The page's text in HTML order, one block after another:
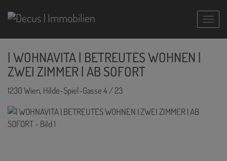
| WOHNAVITA | BETREUTES WOHNEN |
ZWEI ZIMMER | AB SOFORT
1230 Wien, Hilde-Spiel-Gasse 4 / 23